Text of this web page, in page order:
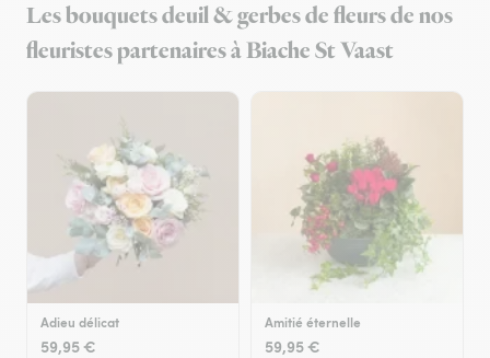
Les bouquets deuil & gerbes de fleurs de nos
fleuristes partenaires à Biache St Vaast
Adieu délicat
59,95 €
Amitié éternelle
59,95 €